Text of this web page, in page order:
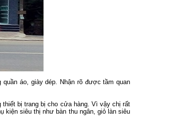
áo, giày dép. Nhận rõ được tầm quan
thiết bị trang bị cho cửa hàng. Vì vậy chị rất
kiện siêu thị như bàn thu ngân, giỏ làn siêu